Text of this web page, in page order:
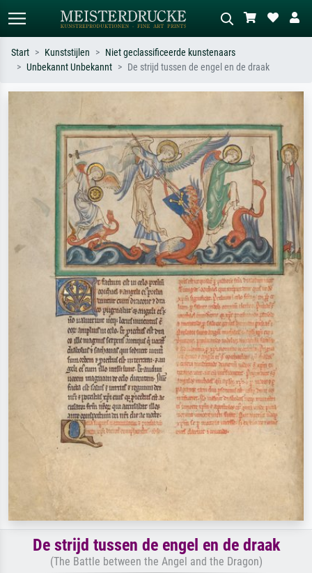
Monet, Sterrennacht, impressionisme,
Hokusai-golf, naakt.
olieverfschilderij, staand naakt naast
een boom.
Start Kunststijlen
Niet geclassificeerde kunstenaars
Unbekannt Unbekannt
De strijd tussen de engel en de draak
De strijd tussen de engel en de draak
(The Battle between the Angel and the Dragon)